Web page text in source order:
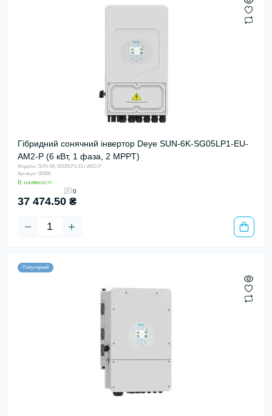
Гібридний сонячний інвертор Deye SUN-6K-SG05LP1-EU-
AM2-P (6 кВт, 1 фаза, 2 MPPT)
Модель: SUN-6K-SG05LP1-EU-AM2-P
Артикул: 00308
В наявності
0
37 474.50 ₴
Популярний